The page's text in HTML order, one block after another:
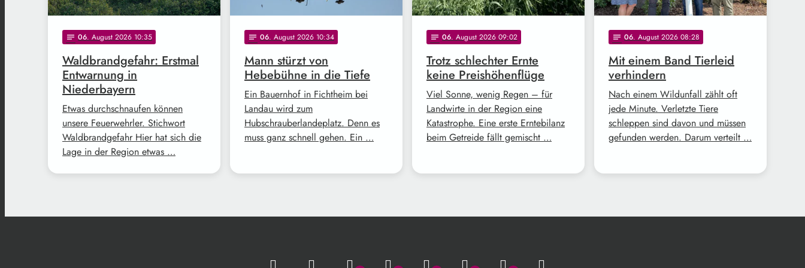
notes 06. August 2026 10:35
Waldbrandgefahr: Erstmal
Entwarnung in
Niederbayern
Etwas durchschnaufen können
unsere Feuerwehrler. Stichwort
Waldbrandgefahr Hier hat sich die
Lage in der Region etwas …
notes 06. August 2026 10:34
Mann stürzt von
Hebebühne in die Tiefe
Ein Bauernhof in Fichtheim bei
Landau wird zum
Hubschrauberlandeplatz. Denn es
muss ganz schnell gehen. Ein …
notes 06. August 2026 09:02
Trotz schlechter Ernte
keine Preishöhenflüge
Viel Sonne, wenig Regen – für
Landwirte in der Region eine
Katastrophe. Eine erste Erntebilanz
beim Getreide fällt gemischt …
notes 06. August 2026 08:28
Mit einem Band Tierleid
verhindern
Nach einem Wildunfall zählt oft
jede Minute. Verletzte Tiere
schleppen sind davon und müssen
gefunden werden. Darum verteilt …